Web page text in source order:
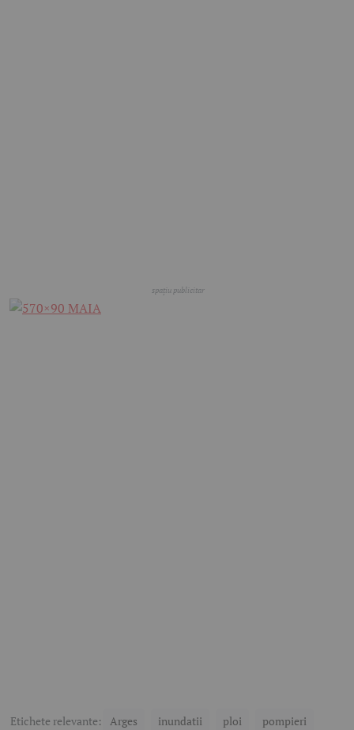
Etichete relevante: Arges inundatii ploi pompieri